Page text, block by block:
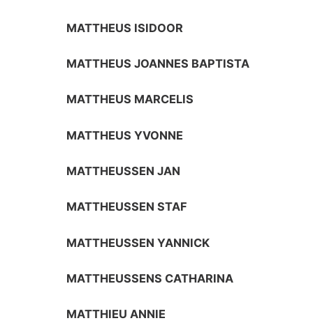
MATTHEUS ISIDOOR
MATTHEUS JOANNES BAPTISTA
MATTHEUS MARCELIS
MATTHEUS YVONNE
MATTHEUSSEN JAN
MATTHEUSSEN STAF
MATTHEUSSEN YANNICK
MATTHEUSSENS CATHARINA
MATTHIEU ANNIE